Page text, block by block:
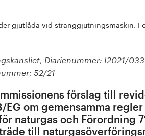
gjutlåda vid stränggjutningsmaskin.
Diarienummer: I2021/
52/21
förslag till
EG om gemensamma
naturgas och Förordning
till